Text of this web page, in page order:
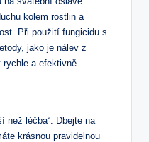
kolem rostlin a
Při použití fungicidu s
jako je nálev z
a efektivně.
než léčba“. Dbejte na
krásnou pravidelnou